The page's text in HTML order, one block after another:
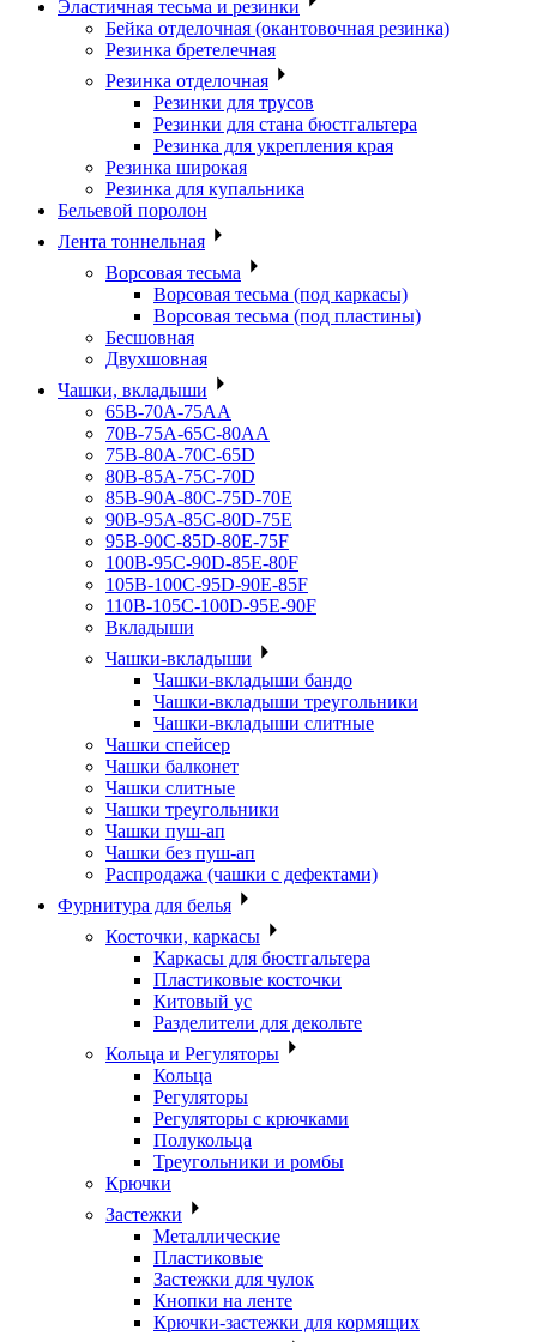
Эластичная тесьма и резинки
Бейка отделочная (окантовочная резинка)
Резинка бретелечная
Резинка отделочная
Резинки для трусов
Резинки для стана бюстгальтера
Резинка для укрепления края
Резинка широкая
Резинка для купальника
Бельевой поролон
Лента тоннельная
Ворсовая тесьма
Ворсовая тесьма (под каркасы)
Ворсовая тесьма (под пластины)
Бесшовная
Двухшовная
Чашки, вкладыши
65B-70A-75АА
70В-75А-65С-80АА
75В-80А-70С-65D
80В-85А-75С-70D
85В-90А-80С-75D-70E
90B-95A-85C-80D-75E
95B-90C-85D-80E-75F
100B-95C-90D-85E-80F
105B-100C-95D-90E-85F
110B-105C-100D-95E-90F
Вкладыши
Чашки-вкладыши
Чашки-вкладыши бандо
Чашки-вкладыши треугольники
Чашки-вкладыши слитные
Чашки спейсер
Чашки балконет
Чашки слитные
Чашки треугольники
Чашки пуш-ап
Чашки без пуш-ап
Распродажа (чашки с дефектами)
Фурнитура для белья
Косточки, каркасы
Каркасы для бюстгальтера
Пластиковые косточки
Китовый ус
Разделители для декольте
Кольца и Регуляторы
Кольца
Регуляторы
Регуляторы с крючками
Полукольца
Треугольники и ромбы
Крючки
Застежки
Металлические
Пластиковые
Застежки для чулок
Кнопки на ленте
Крючки-застежки для кормящих